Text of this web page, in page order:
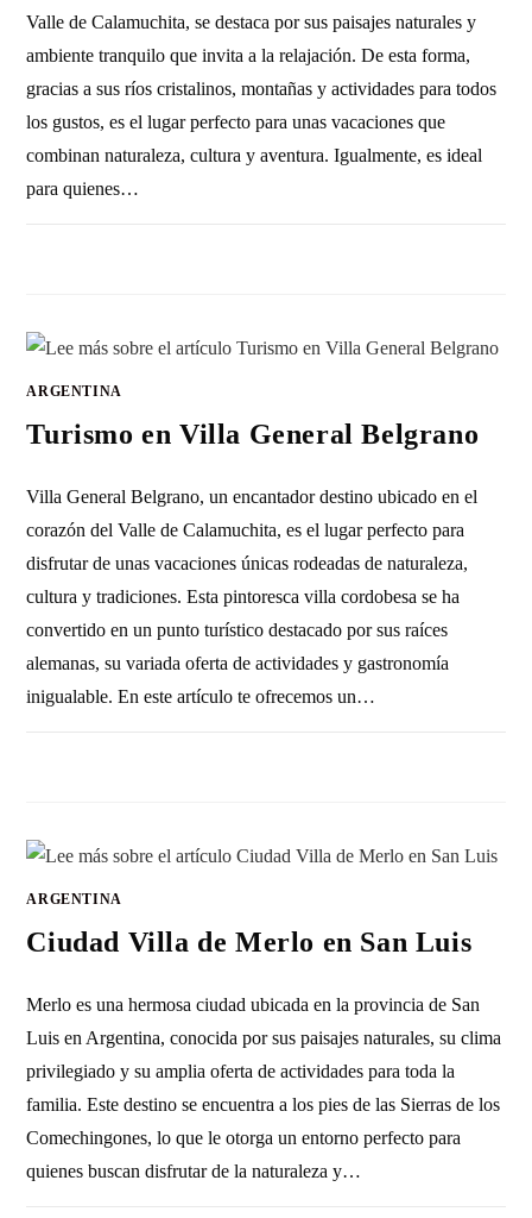
Valle de Calamuchita, se destaca por sus paisajes naturales y
ambiente tranquilo que invita a la relajación. De esta forma,
gracias a sus ríos cristalinos, montañas y actividades para todos
los gustos, es el lugar perfecto para unas vacaciones que
combinan naturaleza, cultura y aventura. Igualmente, es ideal
para quienes…
ARGENTINA
Turismo en Villa General Belgrano
Villa General Belgrano, un encantador destino ubicado en el
corazón del Valle de Calamuchita, es el lugar perfecto para
disfrutar de unas vacaciones únicas rodeadas de naturaleza,
cultura y tradiciones. Esta pintoresca villa cordobesa se ha
convertido en un punto turístico destacado por sus raíces
alemanas, su variada oferta de actividades y gastronomía
inigualable. En este artículo te ofrecemos un…
ARGENTINA
Ciudad Villa de Merlo en San Luis
Merlo es una hermosa ciudad ubicada en la provincia de San
Luis en Argentina, conocida por sus paisajes naturales, su clima
privilegiado y su amplia oferta de actividades para toda la
familia. Este destino se encuentra a los pies de las Sierras de los
Comechingones, lo que le otorga un entorno perfecto para
quienes buscan disfrutar de la naturaleza y…